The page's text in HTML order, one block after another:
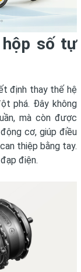
số tự
định thay thế hệ
phá. Đây không
mà còn được
cơ, giúp điều
thiệp bằng tay.
điện.